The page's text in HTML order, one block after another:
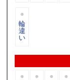
輪
違
い